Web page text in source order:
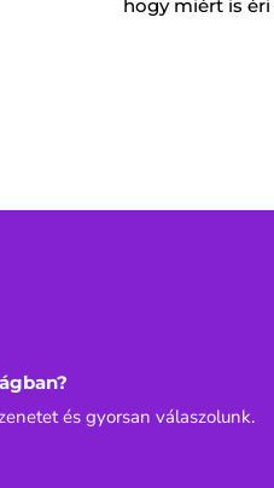
hogy miért is
és gyorsan válaszolunk.